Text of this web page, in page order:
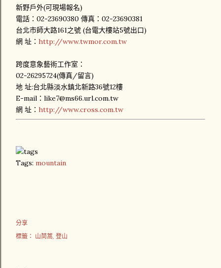
新野戶外(可現場報名)
電話：02-23690380 傳真：02-23690381
台北市師大路161之號 (台電大樓站5號出口)
網 址： http://www.twmor.com.tw
跨度意象藝術工作室：
02-26295724(傳真/留言)
地 址:台北縣淡水鎮北新路36號12樓
E-mail：like7@ms66.url.com.tw
網 址： http://www.cross.com.tw
Tags: mountain
分享
標籤： 山茼蒿 登山